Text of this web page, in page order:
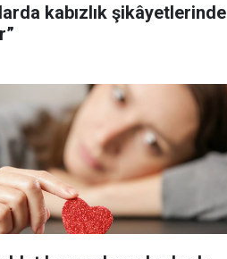
kabızlık şikâyetlerinde